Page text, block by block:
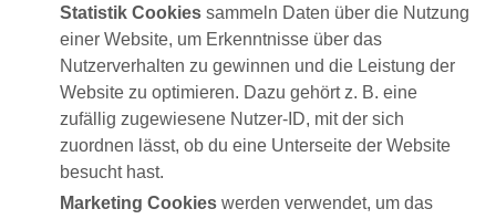
Statistik Cookies sammeln Daten über die Nutzung
einer Website, um Erkenntnisse über das
Nutzerverhalten zu gewinnen und die Leistung der
Website zu optimieren. Dazu gehört z. B. eine
zufällig zugewiesene Nutzer-ID, mit der sich
zuordnen lässt, ob du eine Unterseite der Website
besucht hast.
Marketing Cookies werden verwendet, um das